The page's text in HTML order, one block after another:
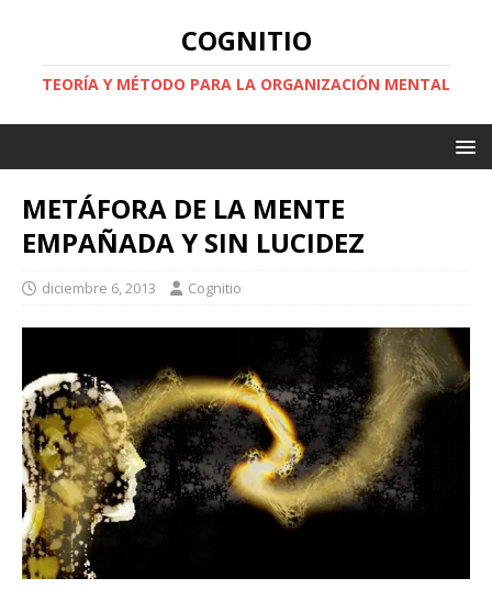
COGNITIO
TEORÍA Y MÉTODO PARA LA ORGANIZACIÓN MENTAL
METÁFORA DE LA MENTE
EMPAÑADA Y SIN LUCIDEZ
diciembre 6, 2013 Cognitio